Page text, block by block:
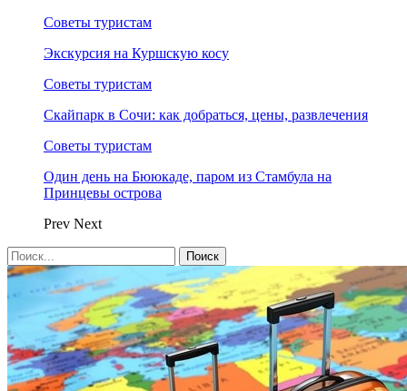
Советы туристам
Экскурсия на Куршскую косу
Советы туристам
Скайпарк в Сочи: как добраться, цены, развлечения
Советы туристам
Один день на Бююкаде, паром из Стамбула на
Принцевы острова
Prev Next